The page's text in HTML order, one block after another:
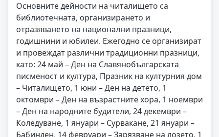
Основните дейности на читалището са
библиотечната, организирането и
отразяването на национални празници,
годишнини и юбилеи. Ежегодно се организират
и провеждат различни традиционни празници,
като: 24 май – Ден на Славянобългарската
писменост и култура, Празник на културния дом
– Читалището, 1 юни – Ден на детето, 1
октомври – Ден на възрастните хора, 1 ноември
– Ден на народните будители, 24 декември –
Коледуване, 1 януари – Сурвакане, 21 януари –
Бабинден, 14 февруари – Зарязване на лозето, 1